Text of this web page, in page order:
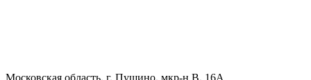
Московская область, г. Пущино, мкр-н В, 16А